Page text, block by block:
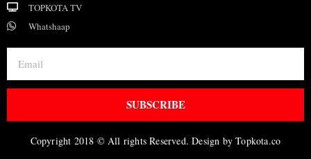
TOPKOTA TV
Whatshaap
SUBSCRIBE
Copyright 2018 © All rights Reserved. Design by Topkota.co